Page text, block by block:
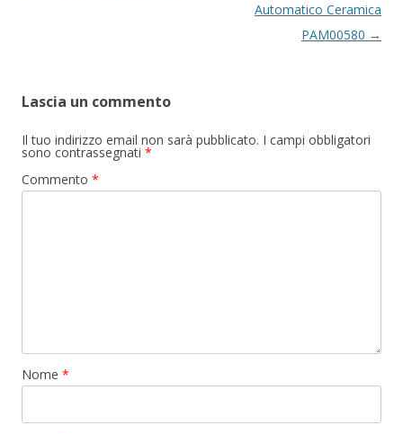
Automatico Ceramica
PAM00580 →
Lascia un commento
Il tuo indirizzo email non sarà pubblicato. I campi obbligatori
sono contrassegnati *
Commento *
Nome *